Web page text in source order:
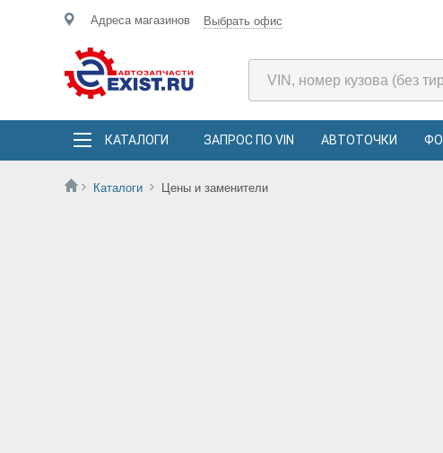
Адреса магазинов Выбрать офис
КАТАЛОГИ ЗАПРОС ПО VIN АВТОТОЧКИ
Каталоги Цены и заменители